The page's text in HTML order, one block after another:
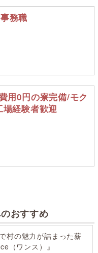
務職
用0円の寮完備/モク
経験者歓迎
おすすめ
村の魅力が詰まった薪
（ワンス）』